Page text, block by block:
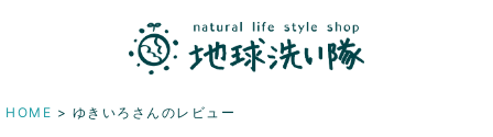
HOME ゆきいろさんのレビュー